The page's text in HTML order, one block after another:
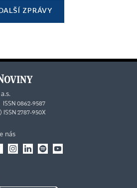
ZPRÁVY
0862-9587
ISSN 2787-950X
nás